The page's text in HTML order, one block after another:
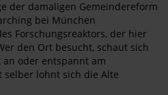
der damaligen Gemeindereform
bei München
Forschungsreaktors, der hier
den Ort besucht, schaut sich
oder entspannt am
selber lohnt sich die Alte